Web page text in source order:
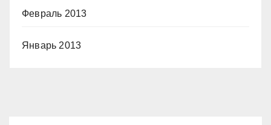
Февраль 2013
Январь 2013